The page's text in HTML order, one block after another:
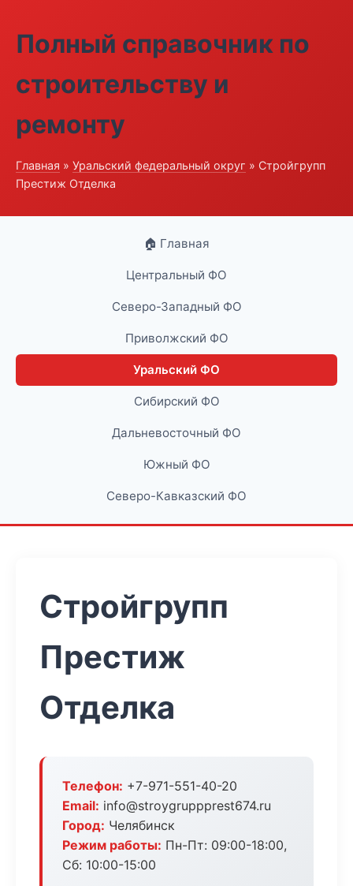
Полный справочник по
строительству и
ремонту
Главная » Уральский федеральный округ » Стройгрупп
Престиж Отделка
🏠 Главная
Центральный ФО
Северо-Западный ФО
Приволжский ФО
Уральский ФО
Сибирский ФО
Дальневосточный ФО
Южный ФО
Северо-Кавказский ФО
Стройгрупп
Престиж
Отделка
Телефон: +7-971-551-40-20
Email: info@stroygruppprest674.ru
Город: Челябинск
Режим работы: Пн-Пт: 09:00-18:00,
Сб: 10:00-15:00